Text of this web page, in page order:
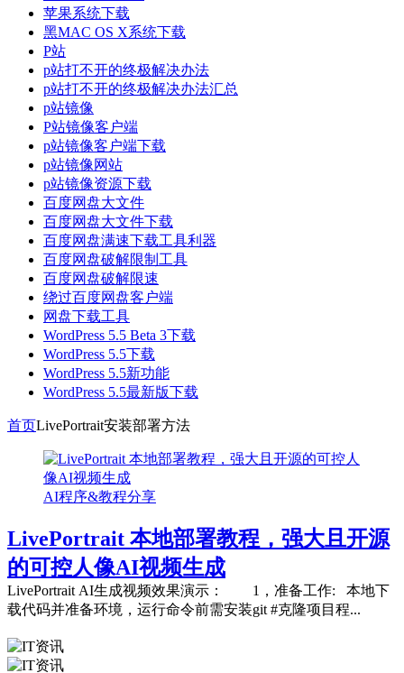
苹果系统下载
黑MAC OS X系统下载
P站
p站打不开的终极解决办法
p站打不开的终极解决办法汇总
p站镜像
P站镜像客户端
p站镜像客户端下载
p站镜像网站
p站镜像资源下载
百度网盘大文件
百度网盘大文件下载
百度网盘满速下载工具利器
百度网盘破解限制工具
百度网盘破解限速
绕过百度网盘客户端
网盘下载工具
WordPress 5.5 Beta 3下载
WordPress 5.5下载
WordPress 5.5新功能
WordPress 5.5最新版下载
首页LivePortrait安装部署方法
AI程序&教程分享
LivePortrait 本地部署教程，强大且开源
的可控人像AI视频生成
LivePortrait AI生成视频效果演示： 1，准备工作: 本地下
载代码并准备环境，运行命令前需安装git #克隆项目程...